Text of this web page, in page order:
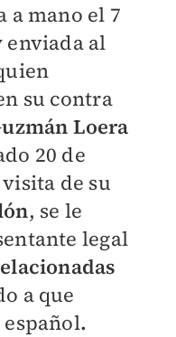
a mano el 7
enviada al
su contra
Loera
20 de
de su
, se le
legal
a que
español.